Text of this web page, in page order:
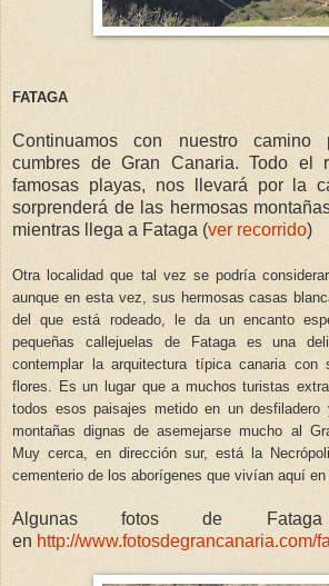
FATAGA
Continuamos con nuestro camino
cumbres de Gran Canaria. Todo el
famosas playas, nos llevará por la
sorprenderá de las hermosas
mientras llega a Fataga (ver recorrido)
Otra localidad que tal vez se podría
aunque en esta vez, sus hermosas casas
del que está rodeado, le da un encanto
pequeñas callejuelas de Fataga es una
contemplar la arquitectura típica canaria con
flores. Es un lugar que a muchos turistas
todos esos paisajes metido en un
montañas dignas de asemejarse mucho al
Muy cerca, en dirección sur, está la
cementerio de los aborígenes que vivían aquí en
Algunas fotos de
en http://www.fotosdegrancanaria.com/